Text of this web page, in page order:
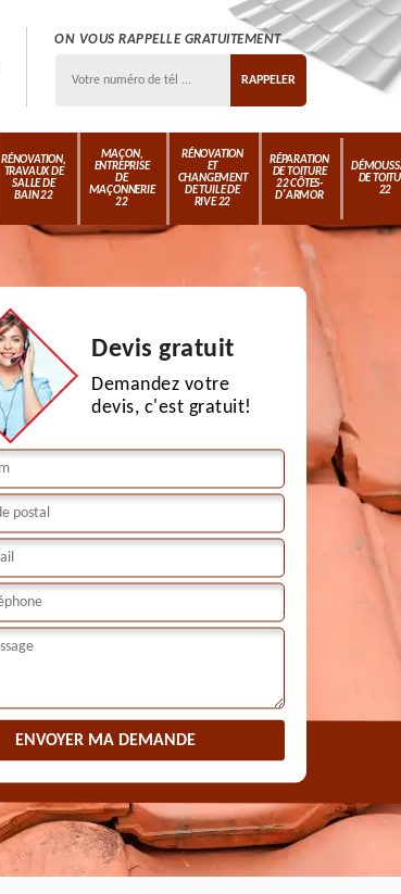
ON VOUS RAPPELLE GRATUITEMENT
RÉNOVATION,
TRAVAUX DE
SALLE DE
BAIN 22
MAÇON,
ENTREPRISE
DE
MAÇONNERIE
22
RÉNOVATION
ET
CHANGEMENT
DE TUILE DE
RIVE 22
RÉPARATION
DE TOITURE
22 CÔTES-
D'ARMOR
DE
22
Devis gratuit
Demandez votre
devis, c'est gratuit!